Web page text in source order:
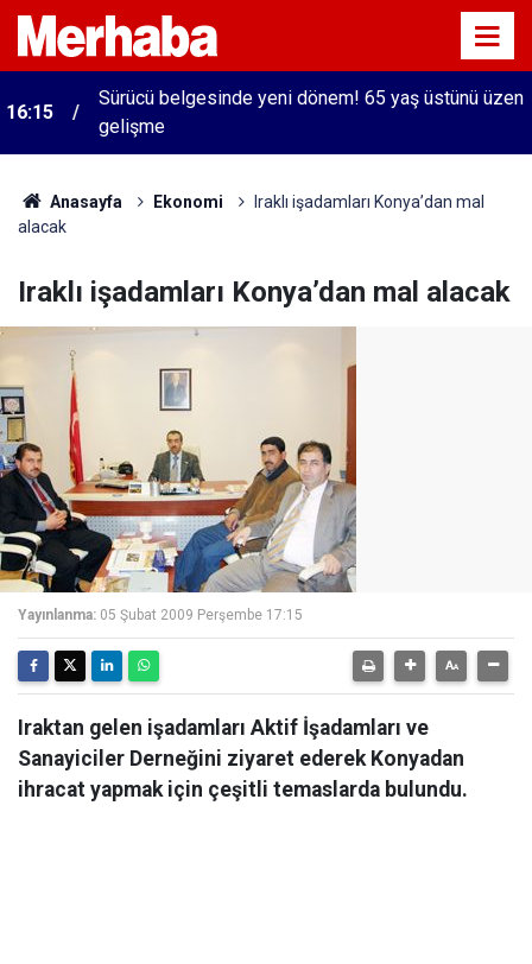
16:15
Sürücü belgesinde yeni dönem! 65 yaş üstünü üzen
gelişme
Anasayfa Ekonomi
Iraklı işadamları Konya’dan mal
alacak
Iraklı işadamları Konya’dan mal alacak
Yayınlanma: 05 Şubat 2009 Perşembe 17:15
Iraktan gelen işadamları Aktif İşadamları ve
Sanayiciler Derneğini ziyaret ederek Konyadan
ihracat yapmak için çeşitli temaslarda bulundu.